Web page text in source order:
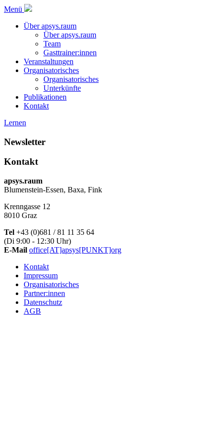
Menü
Über apsys.raum
Über apsys.raum
Team
Gasttrainer:innen
Veranstaltungen
Organisatorisches
Organisatorisches
Unterkünfte
Publikationen
Kontakt
Lernen
Newsletter
Kontakt
apsys.raum
Blumenstein-Essen, Baxa, Fink
Krenngasse 12
8010 Graz
Tel +43 (0)681 / 81 11 35 64
(Di 9:00 - 12:30 Uhr)
E-Mail office[AT]apsys[PUNKT]org
Kontakt
Impressum
Organisatorisches
Partner:innen
Datenschutz
AGB